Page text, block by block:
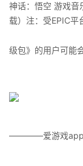
神话：悟空 游戏音
载）注：受EPIC平
级包》的用户可能
————爱游戏app